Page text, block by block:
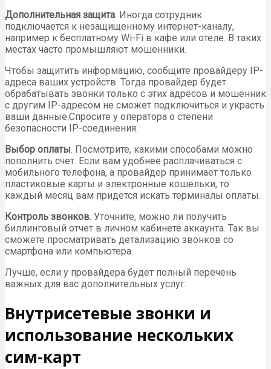
Дополнительная защита . Иногда сотрудник
подключается к незащищенному интернет-каналу,
например к бесплатному Wi-Fi в кафе или отеле. В таких
местах часто промышляют мошенники.
Чтобы защитить информацию, сообщите провайдеру IP-
адреса ваших устройств. Тогда провайдер будет
обрабатывать звонки только с этих адресов и мошенник
с другим IP-адресом не сможет подключиться и украсть
ваши данные.Спросите у оператора о степени
безопасности IP-соединения.
Выбор оплаты . Посмотрите, какими способами можно
пополнить счет. Если вам удобнее расплачиваться с
мобильного телефона, а провайдер принимает только
пластиковые карты и электронные кошельки, то
каждый месяц вам придется искать терминалы оплаты.
Контроль звонков . Уточните, можно ли получить
биллинговый отчет в личном кабинете аккаунта. Так вы
сможете просматривать детализацию звонков со
смартфона или компьютера.
Лучше, если у провайдера будет полный перечень
важных для вас дополнительных услуг.
Внутрисетевые звонки и
использование нескольких
сим-карт